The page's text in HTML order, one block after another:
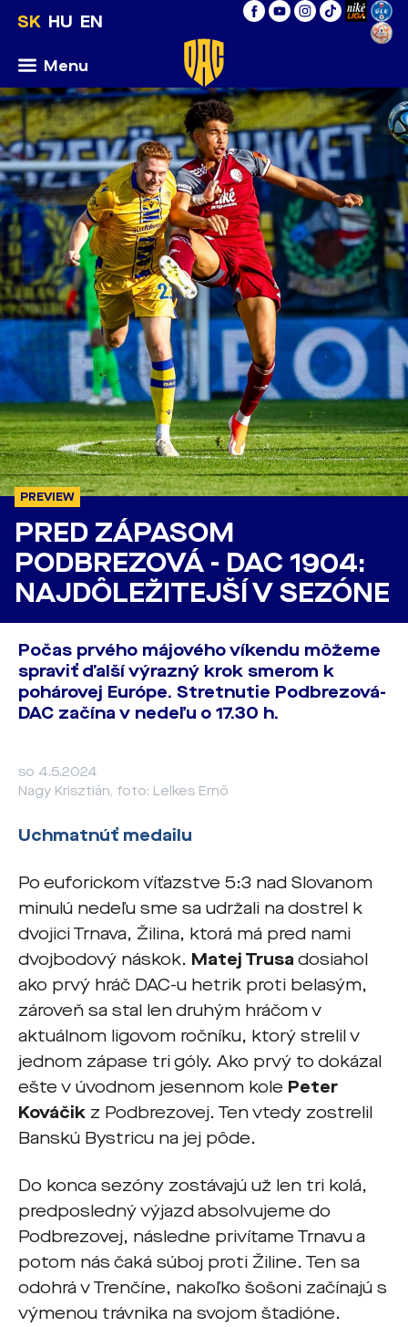
SK HU EN
Menu
PREVIEW
PRED ZÁPASOM
PODBREZOVÁ - DAC 1904:
NAJDÔLEŽITEJŠÍ V SEZÓNE
Počas prvého májového víkendu môžeme
spraviť ďalší výrazný krok smerom k
pohárovej Európe. Stretnutie Podbrezová-
DAC začína v nedeľu o 17.30 h.
so 4.5.2024
Nagy Krisztián, foto: Lelkes Ernő
Uchmatnúť medailu
Po euforickom víťazstve 5:3 nad Slovanom
minulú nedeľu sme sa udržali na dostrel k
dvojici Trnava, Žilina, ktorá má pred nami
dvojbodový náskok. Matej Trusa dosiahol
ako prvý hráč DAC-u hetrik proti belasým,
zároveň sa stal len druhým hráčom v
aktuálnom ligovom ročníku, ktorý strelil v
jednom zápase tri góly. Ako prvý to dokázal
ešte v úvodnom jesennom kole Peter
Kováčik z Podbrezovej. Ten vtedy zostrelil
Banskú Bystricu na jej pôde.
Do konca sezóny zostávajú už len tri kolá,
predposledný výjazd absolvujeme do
Podbrezovej, následne privítame Trnavu a
potom nás čaká súboj proti Žiline. Ten sa
odohrá v Trenčíne, nakoľko šošoni začínajú s
výmenou trávnika na svojom štadióne.